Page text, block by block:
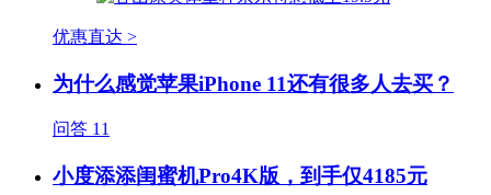
优惠直达 >
为什么感觉苹果iPhone 11还有很多人去买？
问答 11
小度添添闺蜜机Pro4K版，到手仅4185元